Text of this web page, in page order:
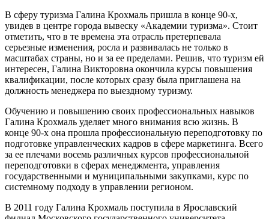
В сферу туризма Галина Крохмаль пришла в конце 90-х,
увидев в центре города вывеску «Академии туризма». Стоит
отметить, что в те времена эта отрасль претерпевала
серьезные изменения, росла и развивалась не только в
масштабах страны, но и за ее пределами. Решив, что туризм ей
интересен, Галина Викторовна окончила курсы повышения
квалификации, после которых сразу была приглашена на
должность менеджера по выездному туризму.
Обучению и повышению своих профессиональных навыков
Галина Крохмаль уделяет много внимания всю жизнь. В
конце 90-х она прошла профессиональную переподготовку по
подготовке управленческих кадров в сфере маркетинга. Всего
за ее плечами восемь различных курсов профессиональной
переподготовки в сферах менеджмента, управления
государственными и муниципальными закупками, курс по
системному подходу в управлении регионом.
В 2011 году Галина Крохмаль поступила в Ярославский